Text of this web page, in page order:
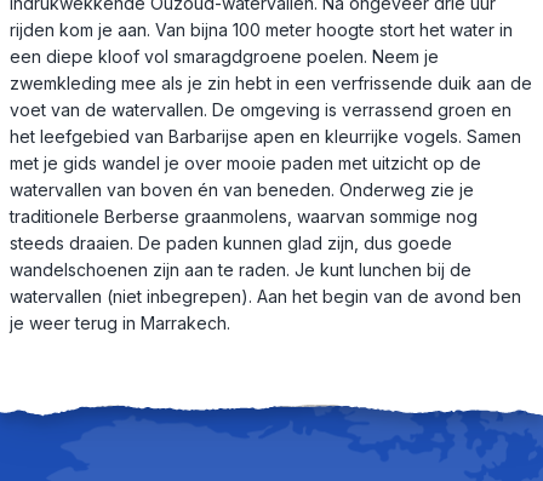
rijden kom je aan. Van bijna 100 meter hoogte stort het water in
een diepe kloof vol smaragdgroene poelen. Neem je
zwemkleding mee als je zin hebt in een verfrissende duik aan de
voet van de watervallen. De omgeving is verrassend groen en
het leefgebied van Barbarijse apen en kleurrijke vogels. Samen
met je gids wandel je over mooie paden met uitzicht op de
watervallen van boven én van beneden. Onderweg zie je
traditionele Berberse graanmolens, waarvan sommige nog
steeds draaien. De paden kunnen glad zijn, dus goede
wandelschoenen zijn aan te raden. Je kunt lunchen bij de
watervallen (niet inbegrepen). Aan het begin van de avond ben
je weer terug in Marrakech.